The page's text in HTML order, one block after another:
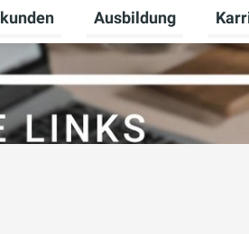
für Privatkunden umschalten
Untermenü für
Ausbildung